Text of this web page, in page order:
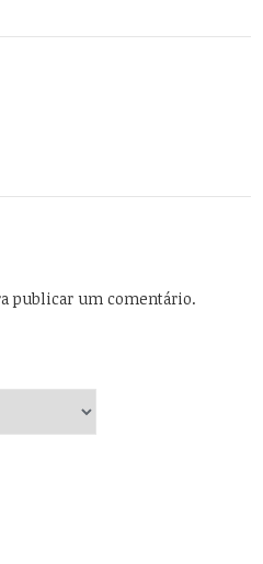
publicar um comentário.